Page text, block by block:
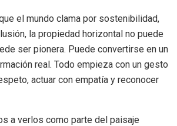
el mundo clama por sostenibilidad,
la propiedad horizontal no puede
ser pionera. Puede convertirse en un
real. Todo empieza con un gesto
actuar con empatía y reconocer
a verlos como parte del paisaje